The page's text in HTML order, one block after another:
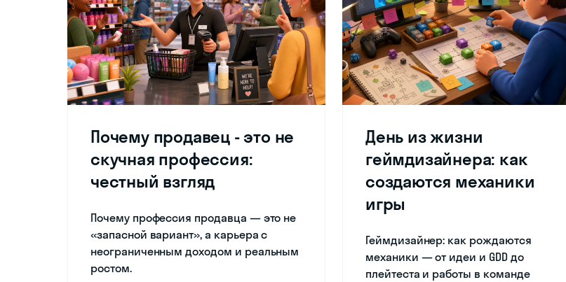
Почему продавец - это не
скучная профессия:
честный взгляд
Почему профессия продавца — это не
«запасной вариант», а карьера с
неограниченным доходом и реальным
ростом.
День из жизни
геймдизайнера: как
создаются механики
игры
Геймдизайнер: как рождаются
механики — от идеи и GDD до
плейтеста и работы в команде